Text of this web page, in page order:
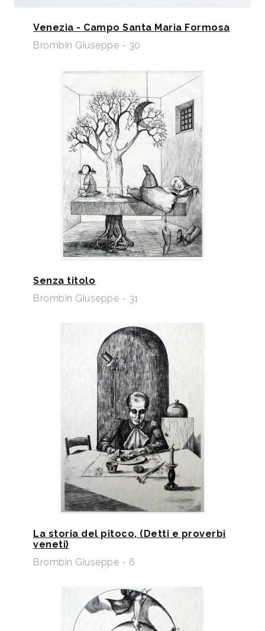
Venezia - Campo Santa Maria Formosa
Brombin Giuseppe - 30
Senza titolo
Brombin Giuseppe - 31
La storia del pitoco, (Detti e proverbi
veneti)
Brombin Giuseppe - 6